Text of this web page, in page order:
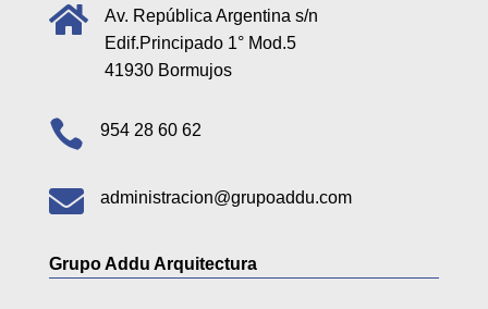

Av. República Argentina s/n
Edif.Principado 1° Mod.5
41930 Bormujos
 954 28 60 62
 administracion@grupoaddu.com
Grupo Addu Arquitectura